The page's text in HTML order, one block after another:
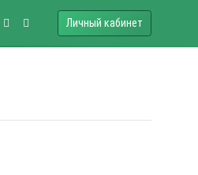
Личный кабинет